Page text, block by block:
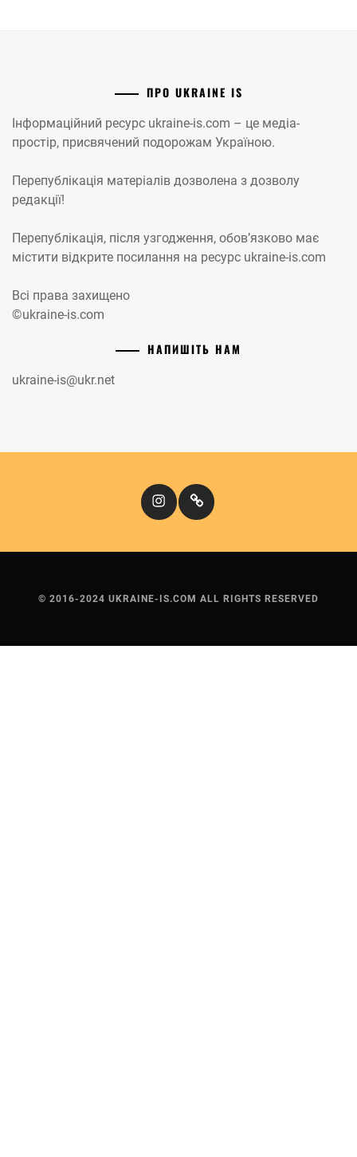
ПРО UKRAINE IS
Інформаційний ресурс ukraine-is.com – це медіа-
простір, присвячений подорожам Україною.
Перепублікація матеріалів дозволена з дозволу
редакції!
Перепублікація, після узгодження, обов’язково має
містити відкрите посилання на ресурс ukraine-is.com
Всі права захищено
©ukraine-is.com
НАПИШІТЬ НАМ
ukraine-is@ukr.net
InstagramКіномандри
© 2016-2024 UKRAINE-IS.COM ALL RIGHTS RESERVED